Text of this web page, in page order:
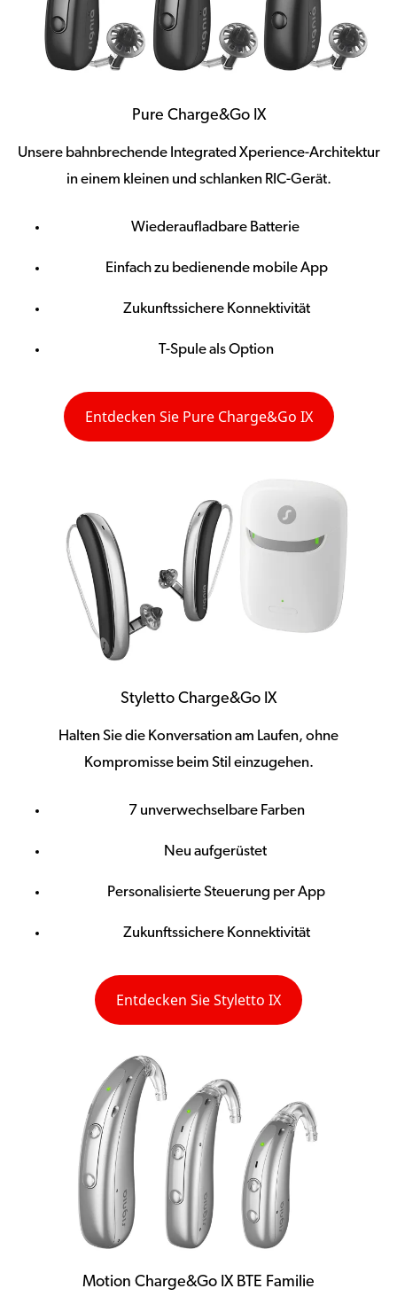
Pure Charge&Go IX
Unsere bahnbrechende Integrated Xperience-Architektur
in einem kleinen und schlanken RIC-Gerät.
Wiederaufladbare Batterie
Einfach zu bedienende mobile App
Zukunftssichere Konnektivität
T-Spule als Option
Entdecken Sie Pure Charge&Go IX
Styletto Charge&Go IX
Halten Sie die Konversation am Laufen, ohne
Kompromisse beim Stil einzugehen.
7 unverwechselbare Farben
Neu aufgerüstet
Personalisierte Steuerung per App
Zukunftssichere Konnektivität
Entdecken Sie Styletto IX
Motion Charge&Go IX BTE Familie